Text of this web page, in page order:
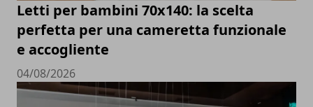
Letti per bambini 70x140: la scelta
perfetta per una cameretta funzionale
e accogliente
04/08/2026